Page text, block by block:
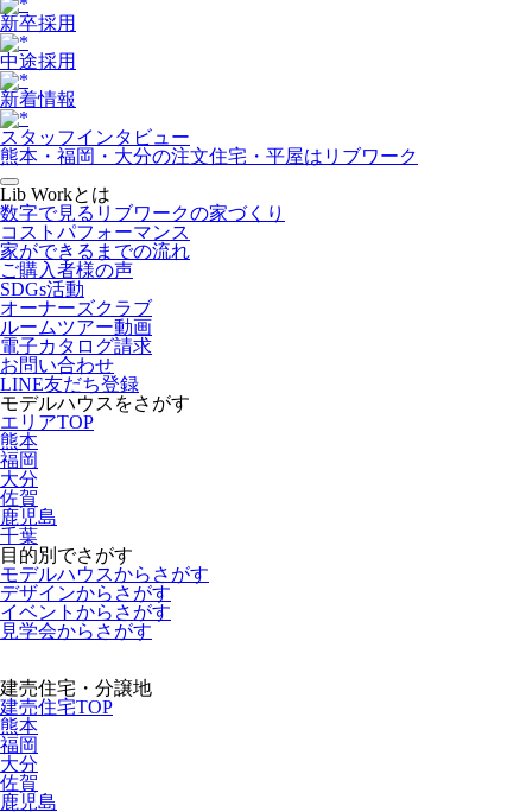
新卒採用
中途採用
新着情報
スタッフインタビュー
熊本・福岡・大分の注文住宅・平屋はリブワーク
Lib Workとは
数字で見るリブワークの家づくり
コストパフォーマンス
家ができるまでの流れ
ご購入者様の声
SDGs活動
オーナーズクラブ
ルームツアー動画
電子カタログ請求
お問い合わせ
LINE友だち登録
モデルハウスをさがす
エリアTOP
熊本
福岡
大分
佐賀
鹿児島
千葉
目的別でさがす
モデルハウスからさがす
デザインからさがす
イベントからさがす
見学会からさがす
建売住宅・分譲地
建売住宅TOP
熊本
福岡
大分
佐賀
鹿児島